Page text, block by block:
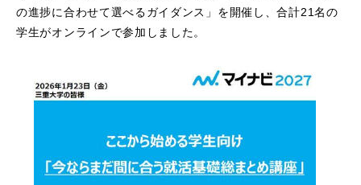
の進捗に合わせて選べるガイダンス」を開催し、合計21名の
学生がオンラインで参加しました。